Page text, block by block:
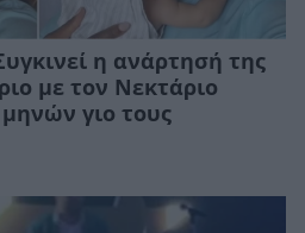
η ανάρτησή της
με τον Νεκτάριο
γιο τους